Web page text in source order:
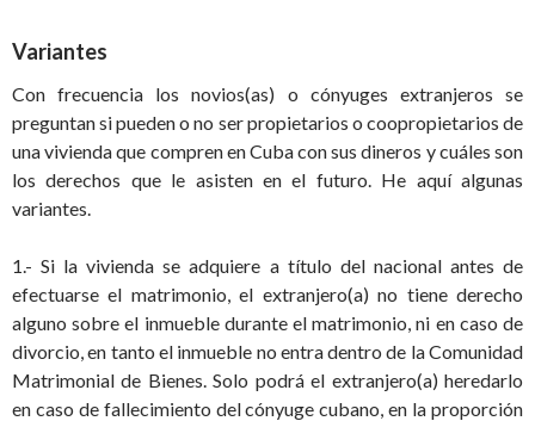
Variantes
Con frecuencia los novios(as) o cónyuges extranjeros se
preguntan si pueden o no ser propietarios o coopropietarios de
una vivienda que compren en Cuba con sus dineros y cuáles son
los derechos que le asisten en el futuro. He aquí algunas
variantes.
1.- Si la vivienda se adquiere a título del nacional antes de
efectuarse el matrimonio, el extranjero(a) no tiene derecho
alguno sobre el inmueble durante el matrimonio, ni en caso de
divorcio, en tanto el inmueble no entra dentro de la Comunidad
Matrimonial de Bienes. Solo podrá el extranjero(a) heredarlo
en caso de fallecimiento del cónyuge cubano, en la proporción